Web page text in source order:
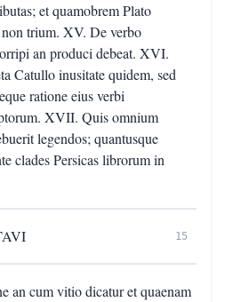
et quamobrem Plato
trium. XV. De verbo
an produci debeat. XVI.
Catullo inusitate quidem, sed
ratione eius verbi
XVII. Quis omnium
legendos; quantusque
clades Persicas librorum in
15
an cum vitio dicatur et quaenam